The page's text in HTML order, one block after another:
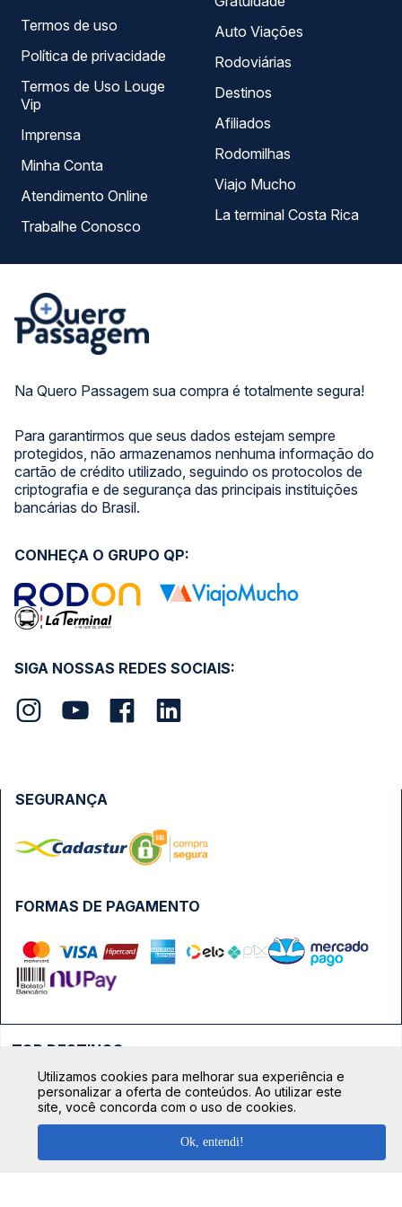
Na Quero Passagem sua compra é totalmente segura!
Para garantirmos que seus dados estejam sempre
protegidos, não armazenamos nenhuma informação do
cartão de crédito utilizado, seguindo os protocolos de
criptografia e de segurança das principais instituições
bancárias do Brasil.
Termos de uso
Política de privacidade
Termos de Uso Louge
Vip
Imprensa
Minha Conta
Atendimento Online
Trabalhe Conosco
Auto Viações
Rodoviárias
Destinos
Afiliados
Rodomilhas
Viajo Mucho
La terminal Costa Rica
SIGA NOSSAS REDES SOCIAIS:
CONHEÇA O GRUPO QP:
FORMAS DE PAGAMENTO
SEGURANÇA
TOP DESTINOS
Ônibus Rio de Janeiro
Ônibus São Paulo
TOP VIAÇÕES
Passagens Cometa
Passagens Gontijo
Utilizamos cookies para melhorar sua experiência e
personalizar a oferta de conteúdos. Ao utilizar este
site, você concorda com o uso de cookies.
Ok, entendi!